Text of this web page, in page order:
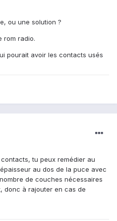
ou une solution ?
rom radio.
pourait avoir les contacts usés
tu peux remédier au
au dos de la puce avec
de couches nécessaires
donc à rajouter en cas de